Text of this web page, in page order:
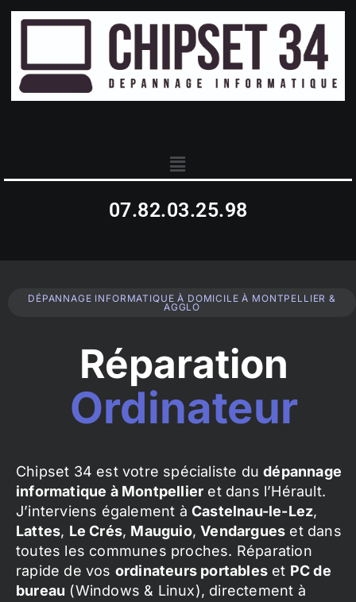
07.82.03.25.98
DÉPANNAGE INFORMATIQUE À DOMICILE À MONTPELLIER &
AGGLO
Réparation
Ordinateur
Chipset 34 est votre spécialiste dudépannage
informatique à Montpellier et dans l’Hérault.
J’interviens également à Castelnau-le-Lez,
Lattes, Le Crés, Mauguio,Vendargues et dans
toutes les communes proches. Réparation
rapide de vos ordinateurs portables et PC de
bureau (Windows & Linux), directement à